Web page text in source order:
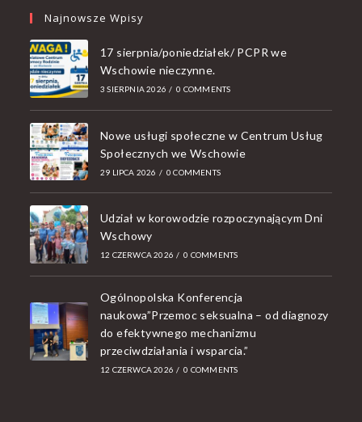
Najnowsze Wpisy
17 sierpnia/poniedziałek/ PCPR we
Wschowie nieczynne.
3 SIERPNIA 2026 / 0 COMMENTS
Nowe usługi społeczne w Centrum Usług
Społecznych we Wschowie
29 LIPCA 2026 / 0 COMMENTS
Udział w korowodzie rozpoczynającym Dni
Wschowy
12 CZERWCA 2026 / 0 COMMENTS
Ogólnopolska Konferencja
naukowa”Przemoc seksualna – od diagnozy
do efektywnego mechanizmu
przeciwdziałania i wsparcia.”
12 CZERWCA 2026 / 0 COMMENTS